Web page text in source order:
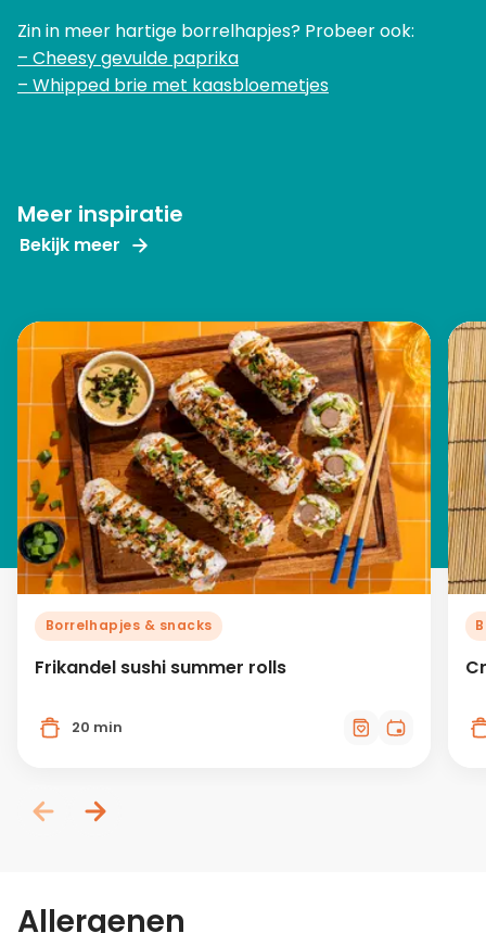
Zin in meer hartige borrelhapjes? Probeer ook:
– Cheesy gevulde paprika
– Whipped brie met kaasbloemetjes
Meer inspiratie
Bekijk meer
Borrelhapjes & snacks
Frikandel sushi summer rolls
20 min
Allergenen